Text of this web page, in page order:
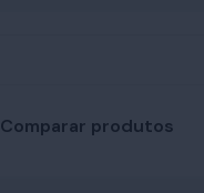
Comparar produtos